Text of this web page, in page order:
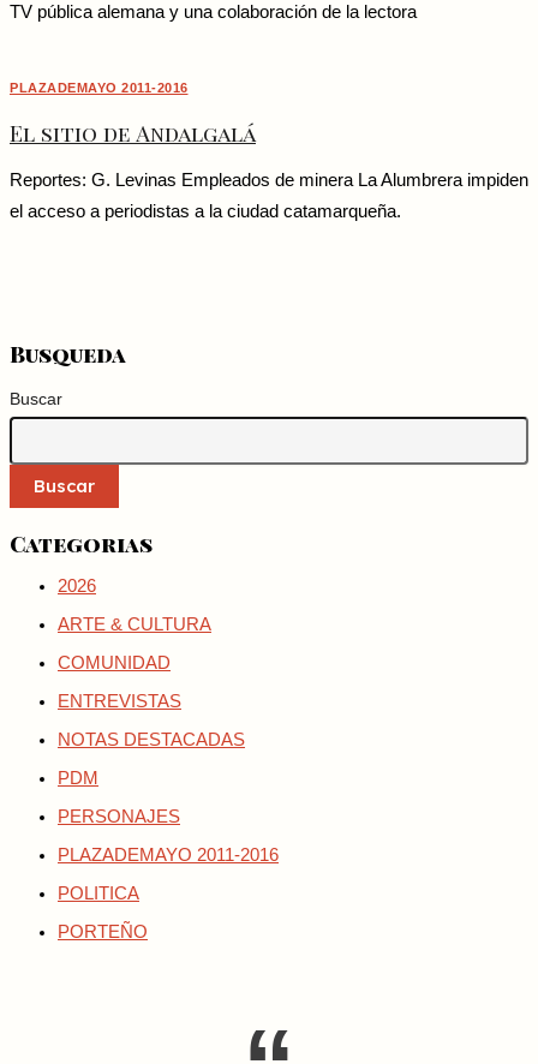
TV pública alemana y una colaboración de la lectora
PLAZADEMAYO 2011-2016
El sitio de Andalgalá
Reportes: G. Levinas Empleados de minera La Alumbrera impiden
el acceso a periodistas a la ciudad catamarqueña.
Busqueda
Buscar
Buscar
Categorias
2026
ARTE & CULTURA
COMUNIDAD
ENTREVISTAS
NOTAS DESTACADAS
PDM
PERSONAJES
PLAZADEMAYO 2011-2016
POLITICA
PORTEÑO